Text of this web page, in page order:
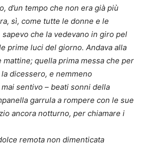
d’un tempo che non era già più
sì, come tutte le donne e le
che la vedevano in giro pel
prime luci del giorno. Andava alla
mattine; quella prima messa che per
dicessero, e nemmeno
mai sentivo – beati sonni della
garrula a rompere con le sue
ancora notturno, per chiamare i
remota non dimenticata